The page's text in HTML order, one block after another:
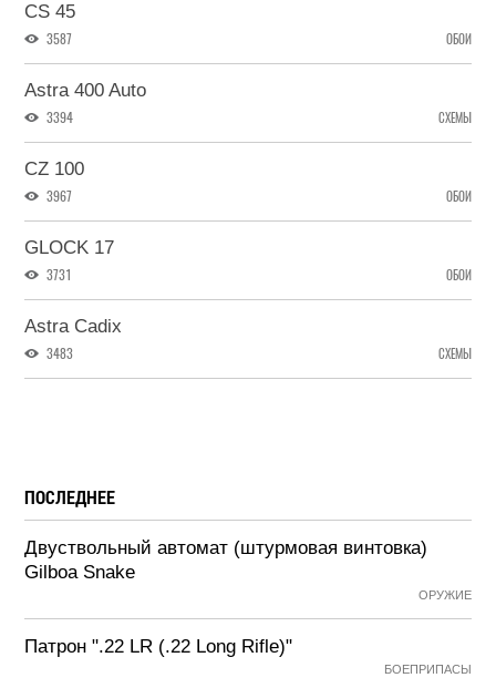
CS 45
3587 ОБОИ
Astra 400 Auto
3394 СХЕМЫ
CZ 100
3967 ОБОИ
GLOCK 17
3731 ОБОИ
Astra Cadix
3483 СХЕМЫ
ПОСЛЕДНЕЕ
Двуствольный автомат (штурмовая винтовка)
Gilboa Snake
ОРУЖИЕ
Патрон ".22 LR (.22 Long Rifle)"
БОЕПРИПАСЫ